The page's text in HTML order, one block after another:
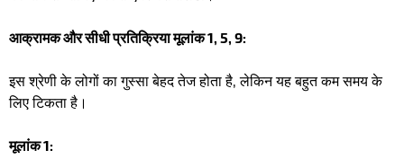
आक्रामक और सीधी प्रतिक्रिया मूलांक 1, 5, 9:
​इस श्रेणी के लोगों का गुस्सा बेहद तेज होता है, लेकिन यह बहुत कम समय के
लिए टिकता है। ​
मूलांक 1: